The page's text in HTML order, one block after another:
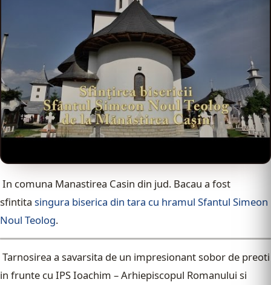
In comuna Manastirea Casin din jud. Bacau a fost
sfintita singura biserica din tara cu hramul Sfantul Simeon
Noul Teolog.
Tarnosirea a savarsita de un impresionant sobor de preoti
in frunte cu IPS Ioachim – Arhiepiscopul Romanului si